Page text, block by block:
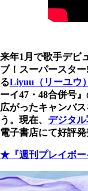
来年1月で歌手デビ
ブ！スーパースタ
るLiyuu（リーユウ）
ーイ47・48合併号
広がったキャンバ
う。現在、 デジタル
電子書店にて好評発
★『週刊プレイボー